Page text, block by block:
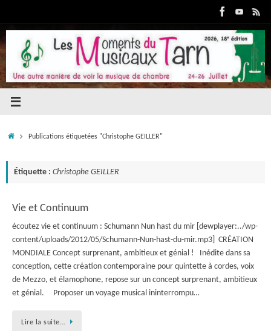
contenu
AccueilPublications étiquetées "Christophe GEILLER"
Étiquette : Christophe GEILLER
Vie et Continuum
écoutez vie et continuum : Schumann Nun hast du mir [dewplayer:../wp-
content/uploads/2012/05/Schumann-Nun-hast-du-mir.mp3] CRÉATION
MONDIALE Concept surprenant, ambitieux et génial ! Inédite dans sa
conception, cette création contemporaine pour quintette à cordes, voix
de Mezzo, et élamophone, repose sur un concept surprenant, ambitieux
et génial. Proposer un voyage musical ininterrompu…
Lire la suite…